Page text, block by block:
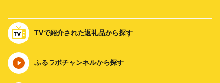
TVで紹介された返礼品から探す
ふるラボチャンネルから探す